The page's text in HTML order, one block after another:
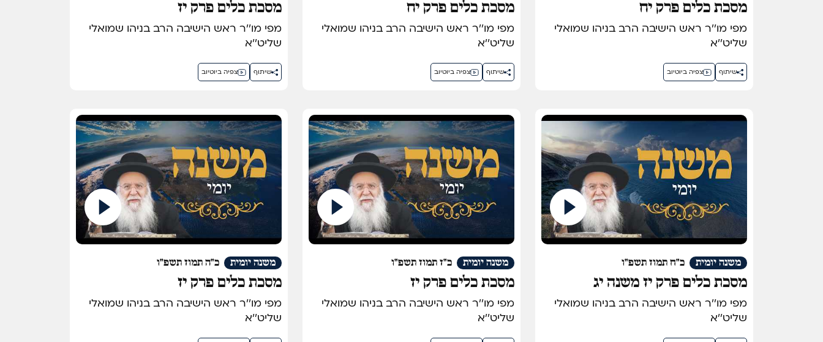
מסכת כלים פרק יח
מפי מו''ר ראש הישיבה הרב בניהו שמואלי
שליט''א
צפיה ביוטיוב שיתוף
מסכת כלים פרק יח
מפי מו''ר ראש הישיבה הרב בניהו שמואלי
שליט''א
צפיה ביוטיוב שיתוף
מסכת כלים פרק יז
מפי מו''ר ראש הישיבה הרב בניהו שמואלי
שליט''א
צפיה ביוטיוב שיתוף
כ"ח תמוז תשפ"ו משנה יומית
מסכת כלים פרק יז משנה יג
מפי מו''ר ראש הישיבה הרב בניהו שמואלי
שליט''א
כ"ז תמוז תשפ"ו משנה יומית
מסכת כלים פרק יז
מפי מו''ר ראש הישיבה הרב בניהו שמואלי
שליט''א
כ"ה תמוז תשפ"ו משנה יומית
מסכת כלים פרק יז
מפי מו''ר ראש הישיבה הרב בניהו שמואלי
שליט''א